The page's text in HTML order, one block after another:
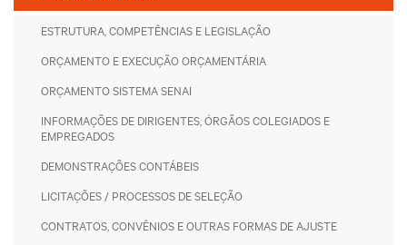
ESTRUTURA, COMPETÊNCIAS E LEGISLAÇÃO
ORÇAMENTO E EXECUÇÃO ORÇAMENTÁRIA
ORÇAMENTO SISTEMA SENAI
INFORMAÇÕES DE DIRIGENTES, ÓRGÃOS COLEGIADOS E
EMPREGADOS
DEMONSTRAÇÕES CONTÁBEIS
LICITAÇÕES / PROCESSOS DE SELEÇÃO
CONTRATOS, CONVÊNIOS E OUTRAS FORMAS DE AJUSTE